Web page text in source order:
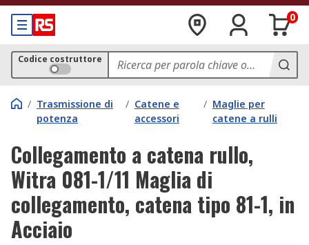
0
Codice costruttore
/ Trasmissione di
potenza
/ Catene e
accessori
/ Maglie per
catene a rulli
Collegamento a catena rullo,
Witra 081-1/11 Maglia di
collegamento, catena tipo 81-1, in
Acciaio